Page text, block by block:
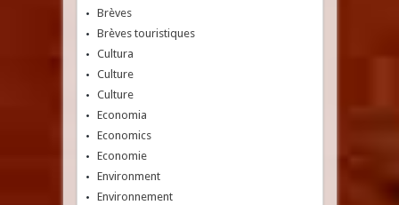
Brèves
Brèves touristiques
Cultura
Culture
Culture
Economia
Economics
Economie
Environment
Environnement